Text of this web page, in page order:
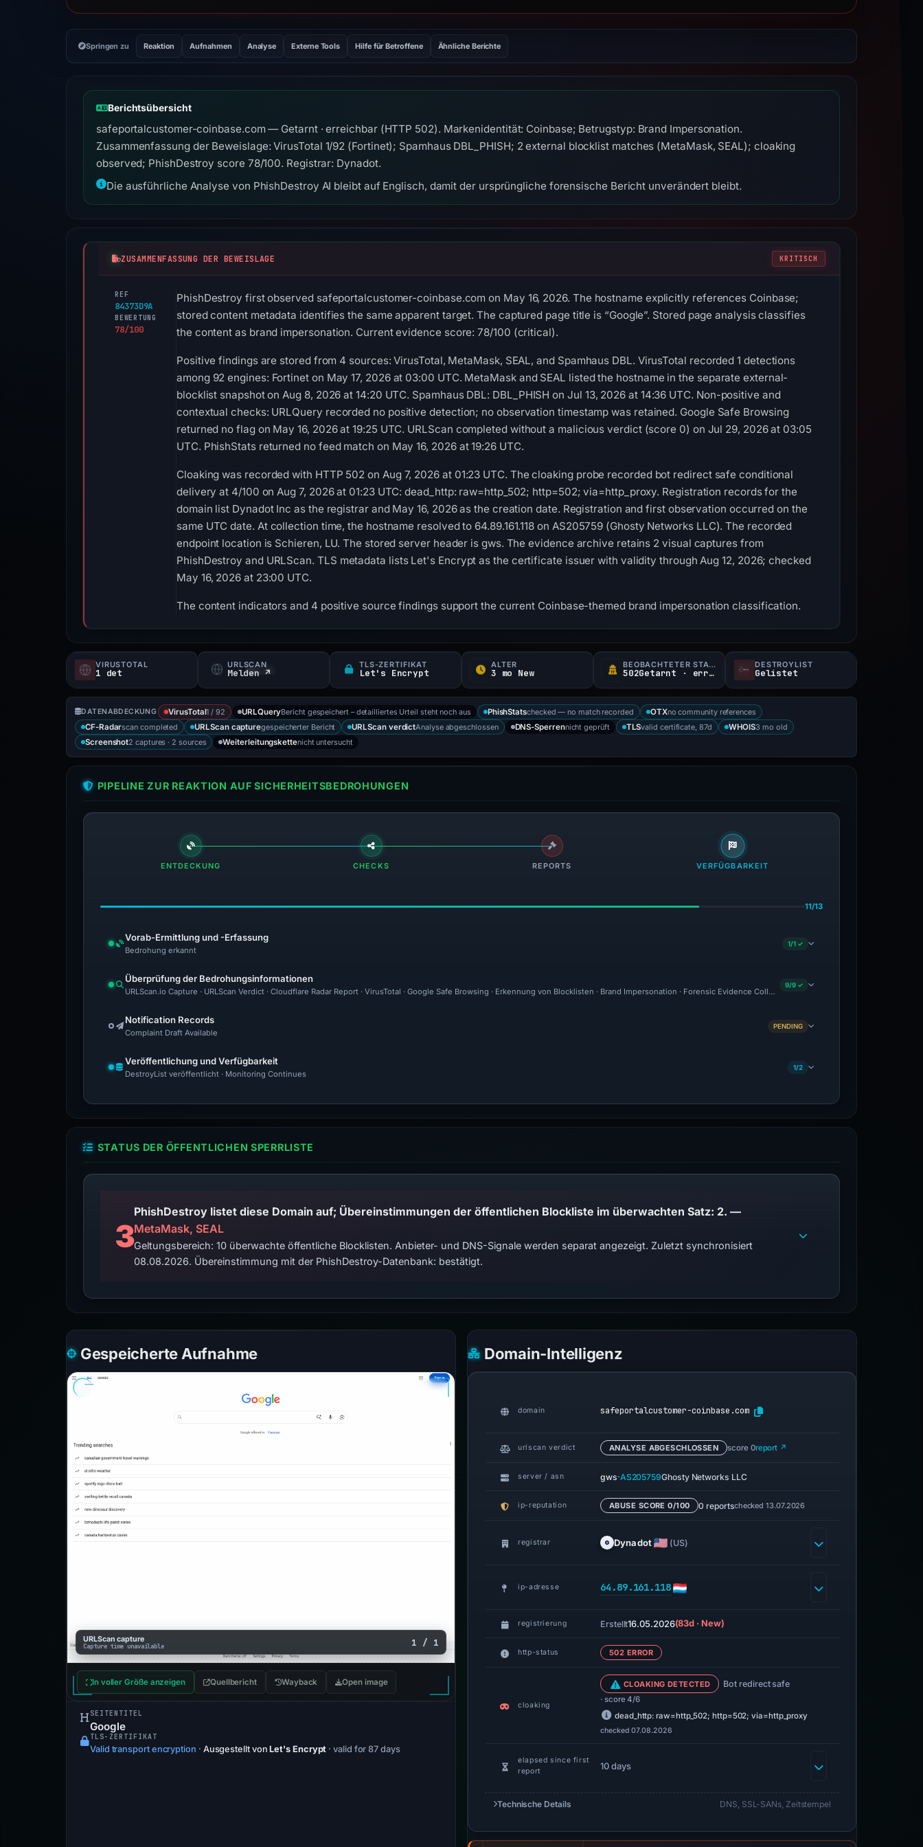
Springen zu Reaktion Aufnahmen Analyse Externe Tools Hilfe für Betroffene Ähnliche Berichte
Berichtsübersicht
safeportalcustomer-coinbase.com — Getarnt · erreichbar (HTTP 502). Markenidentität: Coinbase; Betrugstyp: Brand Impersonation.
Zusammenfassung der Beweislage: VirusTotal 1/92 (Fortinet); Spamhaus DBL_PHISH; 2 external blocklist matches (MetaMask, SEAL); cloaking
observed; PhishDestroy score 78/100. Registrar: Dynadot.
Die ausführliche Analyse von PhishDestroy AI bleibt auf Englisch, damit der ursprüngliche forensische Bericht unverändert bleibt.
ZUSAMMENFASSUNG DER BEWEISLAGE KRITISCH
REF
84373D9A
BEWERTUNG
78/100
PhishDestroy first observed safeportalcustomer-coinbase.com on May 16, 2026. The hostname explicitly references Coinbase;
stored content metadata identifies the same apparent target. The captured page title is “Google”. Stored page analysis classifies
the content as brand impersonation. Current evidence score: 78/100 (critical).
Positive findings are stored from 4 sources: VirusTotal, MetaMask, SEAL, and Spamhaus DBL. VirusTotal recorded 1 detections
among 92 engines: Fortinet on May 17, 2026 at 03:00 UTC. MetaMask and SEAL listed the hostname in the separate external-
blocklist snapshot on Aug 8, 2026 at 14:20 UTC. Spamhaus DBL: DBL_PHISH on Jul 13, 2026 at 14:36 UTC. Non-positive and
contextual checks: URLQuery recorded no positive detection; no observation timestamp was retained. Google Safe Browsing
returned no flag on May 16, 2026 at 19:25 UTC. URLScan completed without a malicious verdict (score 0) on Jul 29, 2026 at 03:05
UTC. PhishStats returned no feed match on May 16, 2026 at 19:26 UTC.
Cloaking was recorded with HTTP 502 on Aug 7, 2026 at 01:23 UTC. The cloaking probe recorded bot redirect safe conditional
delivery at 4/100 on Aug 7, 2026 at 01:23 UTC: dead_http: raw=http_502; http=502; via=http_proxy. Registration records for the
domain list Dynadot Inc as the registrar and May 16, 2026 as the creation date. Registration and first observation occurred on the
same UTC date. At collection time, the hostname resolved to 64.89.161.118 on AS205759 (Ghosty Networks LLC). The recorded
endpoint location is Schieren, LU. The stored server header is gws. The evidence archive retains 2 visual captures from
PhishDestroy and URLScan. TLS metadata lists Let's Encrypt as the certificate issuer with validity through Aug 12, 2026; checked
May 16, 2026 at 23:00 UTC.
The content indicators and 4 positive source findings support the current Coinbase-themed brand impersonation classification.
VIRUSTOTAL
1 det
URLSCAN
Melden ↗
TLS-ZERTIFIKAT
Let's Encrypt
ALTER
3 mo New
BEOBACHTETER STATUS
502Getarnt · erreichbar
DESTROYLIST
Gelistet
DATENABDECKUNG VirusTotal1 / 92 URLQueryBericht gespeichert – detailliertes Urteil steht noch aus PhishStatschecked — no match recorded OTXno community references
CF-Radarscan completed URLScan capturegespeicherter Bericht URLScan verdictAnalyse abgeschlossen DNS-Sperrennicht geprüft TLSvalid certificate, 87d WHOIS3 mo old
Screenshot2 captures · 2 sources Weiterleitungskettenicht untersucht
PIPELINE ZUR REAKTION AUF SICHERHEITSBEDROHUNGEN
ENTDECKUNG CHECKS REPORTS VERFÜGBARKEIT
11/13
Vorab-Ermittlung und -Erfassung
Bedrohung erkannt
1/1 ✓
Überprüfung der Bedrohungsinformationen
URLScan.io Capture · URLScan Verdict · Cloudflare Radar Report · VirusTotal · Google Safe Browsing · Erkennung von Blocklisten · Brand Impersonation · Forensic Evidence Collected · Technical Analysis Recorded
9/9 ✓
Notification Records
Complaint Draft Available
PENDING
Veröffentlichung und Verfügbarkeit
DestroyList veröffentlicht · Monitoring Continues
1/2
STATUS DER ÖFFENTLICHEN SPERRLISTE
3
PhishDestroy listet diese Domain auf; Übereinstimmungen der öffentlichen Blockliste im überwachten Satz: 2. —
MetaMask, SEAL
Geltungsbereich: 10 überwachte öffentliche Blocklisten. Anbieter- und DNS-Signale werden separat angezeigt. Zuletzt synchronisiert
08.08.2026. Übereinstimmung mit der PhishDestroy-Datenbank: bestätigt.
Gespeicherte Aufnahme
URLScan capture
Capture time unavailable 1 / 1
In voller Größe anzeigen Quellbericht Wayback Open image
SEITENTITEL
Google
TLS-ZERTIFIKAT
Valid transport encryption · Ausgestellt vonLet's Encrypt · valid for 87 days
Domain-Intelligenz
domain safeportalcustomer-coinbase.com
urlscan verdict ANALYSE ABGESCHLOSSEN score 0report ↗
server / asn gws·AS205759Ghosty Networks LLC
ip-reputation ABUSE SCORE 0/100 0 reportschecked 13.07.2026
registrar Dynadot (US)
ip-adresse 64.89.161.118
registrierung Erstellt16.05.2026(83d · New)
http-status 502 ERROR
cloaking
CLOAKING DETECTED Bot redirect safe
· score 4/6
dead_http: raw=http_502; http=502; via=http_proxy
checked 07.08.2026
elapsed since first
report
10 days
Technische Details DNS, SSL-SANs, Zeitstempel